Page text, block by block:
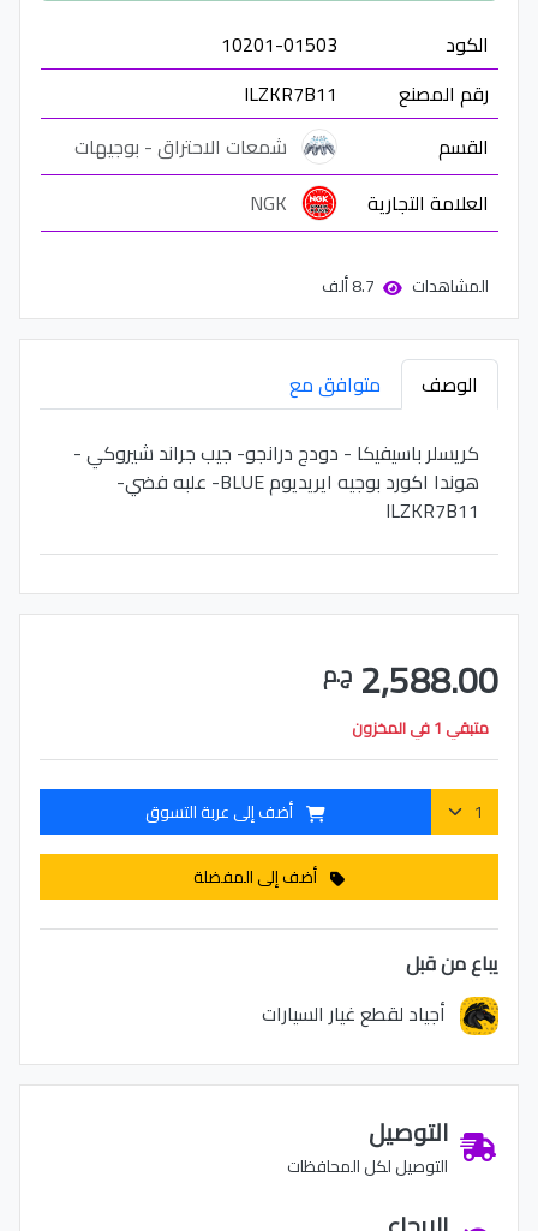
الكود
10201-01503
رقم المصنع
ILZKR7B11
القسم
شمعات الاحتراق - بوجيهات
العلامة التجارية
NGK
المشاهدات
الوصف
متوافق مع
كريسلر باسيفيكا - دودج درانجو- جيب جراند شيروكي -
هوندا اكورد بوجيه ايريديوم BLUE- علبه فضي-
ILZKR7B11
2,588.00 ج.م
متبقي 1 في المخزون
أضف إلى عربة التسوق
أضف إلى المفضلة
يباع من قبل
أجياد لقطع غيار السيارات
التوصيل
التوصيل لكل المحافظات